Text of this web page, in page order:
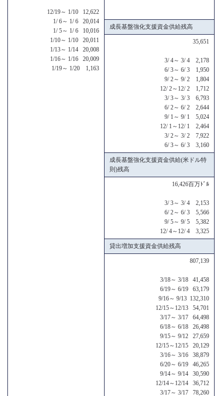
12/19～ 1/10 12,622
1/ 6～ 1/ 6 20,014
1/ 5～ 1/ 6 10,016
1/10～ 1/10 20,011
1/13～ 1/14 20,008
1/16～ 1/16 20,009
1/19～ 1/20 1,163
成長基盤強化支援資金供給残高
35,651
3/ 4～ 3/ 4 2,178
6/ 3～ 6/ 3 1,950
9/ 2～ 9/ 2 1,804
12/ 2～12/ 2 1,712
3/ 3～ 3/ 3 6,793
6/ 2～ 6/ 2 2,644
9/ 1～ 9/ 1 5,024
12/ 1～12/ 1 2,464
3/ 2～ 3/ 2 7,922
6/ 3～ 6/ 3 3,160
成長基盤強化支援資金供給(米ドル特
則)残高
16,426百万ﾄﾞﾙ
3/ 3～ 3/ 4 2,153
6/ 2～ 6/ 3 5,566
9/ 5～ 9/ 5 5,382
12/ 4～12/ 4 3,325
貸出増加支援資金供給残高
807,139
3/18～ 3/18 41,458
6/19～ 6/19 63,179
9/16～ 9/13 132,310
12/15～12/13 54,701
3/17～ 3/17 64,498
6/18～ 6/18 26,498
9/15～ 9/12 27,659
12/15～12/15 20,129
3/16～ 3/16 38,879
6/20～ 6/19 46,265
9/14～ 9/14 30,590
12/14～12/14 36,712
3/17～ 3/17 78,260